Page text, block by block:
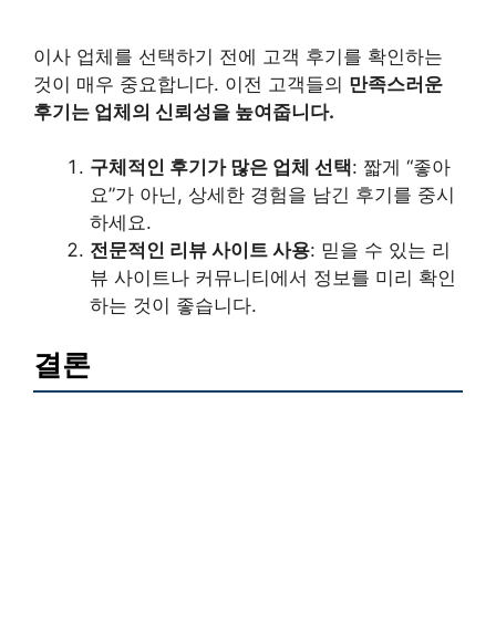
이사 업체를 선택하기 전에 고객 후기를 확인하는
것이 매우 중요합니다. 이전 고객들의 만족스러운
후기는 업체의 신뢰성을 높여줍니다.
구체적인 후기가 많은 업체 선택: 짧게 “좋아
요”가 아닌, 상세한 경험을 남긴 후기를 중시
하세요.
전문적인 리뷰 사이트 사용: 믿을 수 있는 리
뷰 사이트나 커뮤니티에서 정보를 미리 확인
하는 것이 좋습니다.
결론